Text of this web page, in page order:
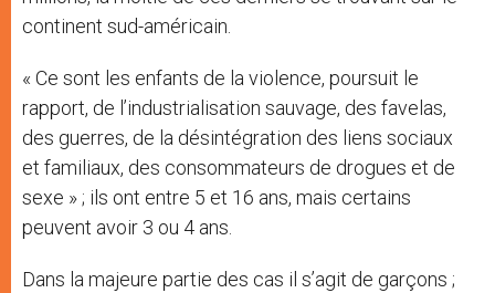
continent sud-américain.
« Ce sont les enfants de la violence, poursuit le
rapport, de l’industrialisation sauvage, des favelas,
des guerres, de la désintégration des liens sociaux
et familiaux, des consommateurs de drogues et de
sexe » ; ils ont entre 5 et 16 ans, mais certains
peuvent avoir 3 ou 4 ans.
Dans la majeure partie des cas il s’agit de garçons ;